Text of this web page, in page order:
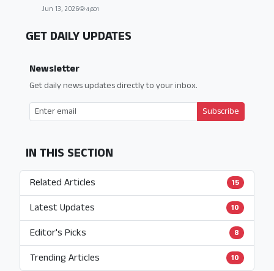
Jun 13, 2026 4,601
GET DAILY UPDATES
Newsletter
Get daily news updates directly to your inbox.
Subscribe
IN THIS SECTION
Related Articles 15
Latest Updates 10
Editor's Picks 8
Trending Articles 10